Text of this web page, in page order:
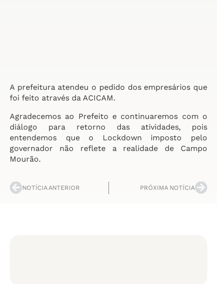
A prefeitura atendeu o pedido dos empresários que
foi feito através da ACICAM.
Agradecemos ao Prefeito e continuaremos com o
diálogo para retorno das atividades, pois
entendemos que o Lockdown imposto pelo
governador não reflete a realidade de Campo
Mourão.
NOTÍCIA ANTERIOR PRÓXIMA NOTÍCIA